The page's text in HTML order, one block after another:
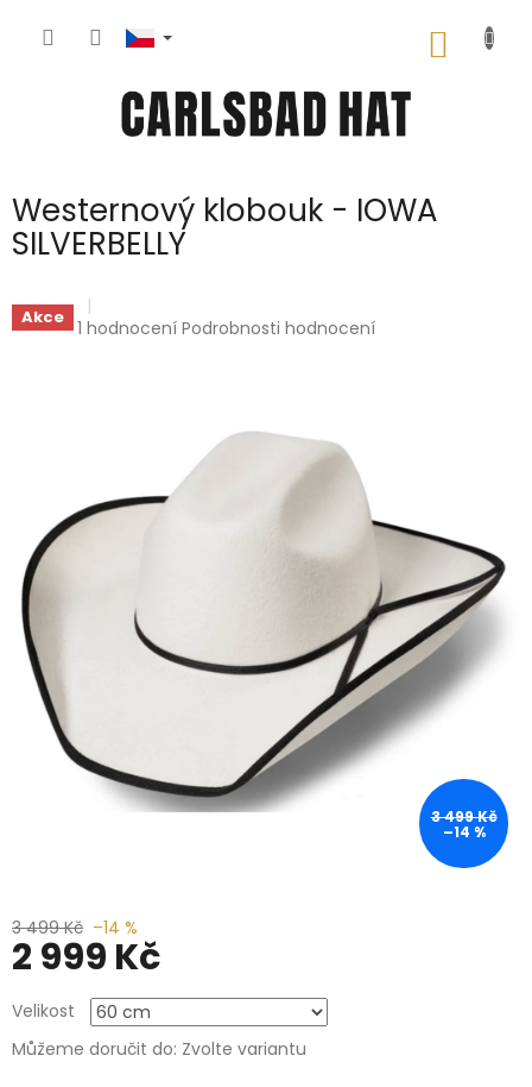
Westernový klobouk - IOWA
SILVERBELLY
Akce Průměrné
1 hodnocení Podrobnosti hodnocení
3 499 Kč
–14 %
3 499 Kč –14 %
2 999 Kč
cena:
Velikost
Můžeme doručit do: Zvolte variantu